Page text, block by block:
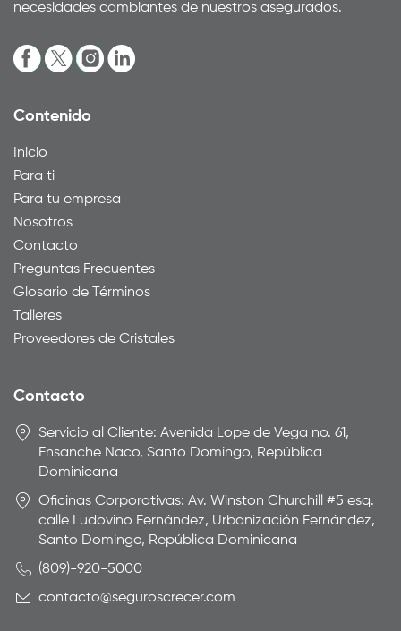
necesidades cambiantes de nuestros asegurados.
Contenido
Inicio
Para ti
Para tu empresa
Nosotros
Contacto
Preguntas Frecuentes
Glosario de Términos
Talleres
Proveedores de Cristales
Contacto
Servicio al Cliente: Avenida Lope de Vega no. 61,
Ensanche Naco, Santo Domingo, República
Dominicana
Oficinas Corporativas: Av. Winston Churchill #5 esq.
calle Ludovino Fernández, Urbanización Fernández,
Santo Domingo, República Dominicana
(809)-920-5000
contacto@seguroscrecer.com